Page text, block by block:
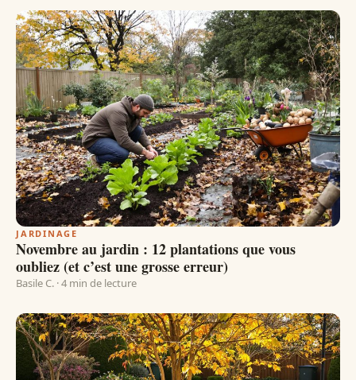
JARDINAGE
Novembre au jardin : 12 plantations que vous
oubliez (et c’est une grosse erreur)
Basile C. · 4 min de lecture